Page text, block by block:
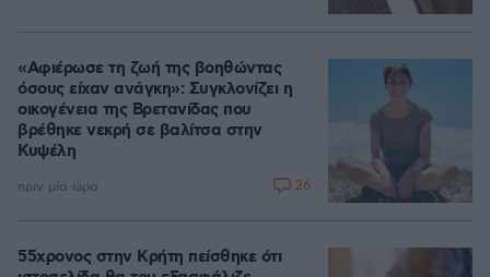
«Αφιέρωσε τη ζωή της βοηθώντας
όσους είχαν ανάγκη»: Συγκλονίζει η
οικογένεια της Βρετανίδας που
βρέθηκε νεκρή σε βαλίτσα στην
Κυψέλη
πριν μία ώρα 26
55χρονος στην Κρήτη πείσθηκε ότι